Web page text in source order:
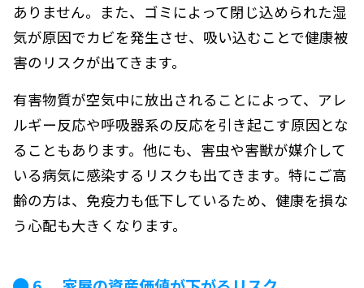
ありません。また、ゴミによって閉じ込められた湿
気が原因でカビを発生させ、吸い込むことで健康被
害のリスクが出てきます。
有害物質が空気中に放出されることによって、アレ
ルギー反応や呼吸器系の反応を引き起こす原因とな
ることもあります。他にも、害虫や害獣が媒介して
いる病気に感染するリスクも出てきます。特にご高
齢の方は、免疫力も低下しているため、健康を損な
う心配も大きくなります。